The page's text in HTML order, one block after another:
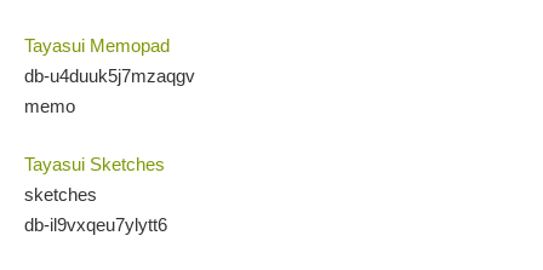
Tayasui Memopad
db-u4duuk5j7mzaqgv
memo
Tayasui Sketches
sketches
db-il9vxqeu7ylytt6